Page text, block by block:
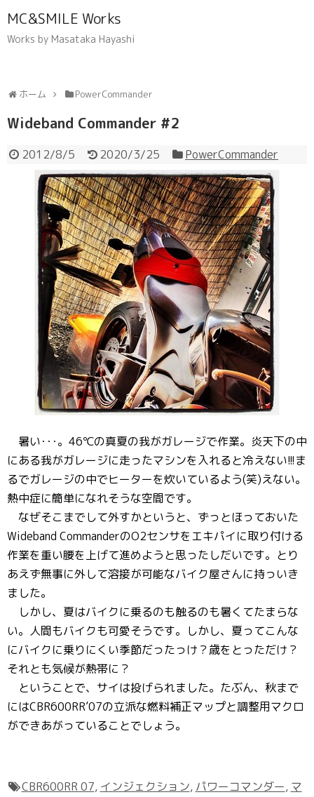
MC&SMILE Works
Works by Masataka Hayashi
ホーム PowerCommander
Wideband Commander #2
2012/8/5 2020/3/25 PowerCommander
暑い･･･。46℃の真夏の我がガレージで作業。炎天下の中
にある我がガレージに走ったマシンを入れると冷えない!!!ま
るでガレージの中でヒーターを炊いているよう(笑)えない。
熱中症に簡単になれそうな空間です。
なぜそこまでして外すかというと、ずっとほっておいた
Wideband CommanderのO2センサをエキパイに取り付ける
作業を重い腰を上げて進めようと思ったしだいです。とり
あえず無事に外して溶接が可能なバイク屋さんに持っいき
ました。
しかし、夏はバイクに乗るのも触るのも暑くてたまらな
い。人間もバイクも可愛そうです。しかし、夏ってこんな
にバイクに乗りにくい季節だったっけ？歳をとっただけ？
それとも気候が熱帯に？
ということで、サイは投げられました。たぶん、秋まで
にはCBR600RR’07の立派な燃料補正マップと調整用マクロ
ができあがっていることでしょう。
CBR600RR 07, インジェクション, パワーコマンダー, マ